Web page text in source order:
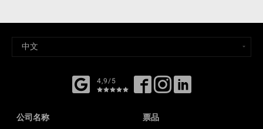
4,9/5
公司名称 票品